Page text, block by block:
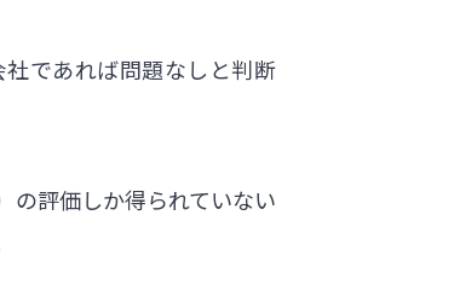
であれば問題なしと判断
の評価しか得られていない